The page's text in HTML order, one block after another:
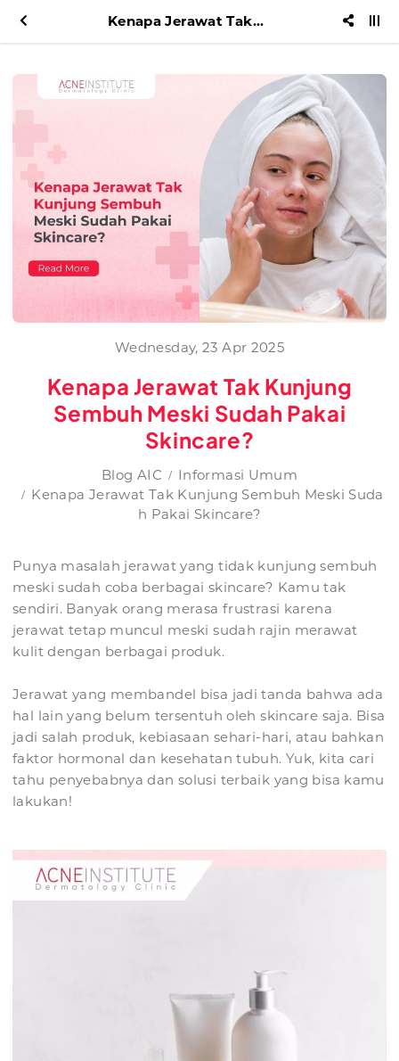
Kenapa Jerawat Tak Kunjung Sembuh Meski Sudah Pakai Skincare?
Wednesday, 23 Apr 2025
Kenapa Jerawat Tak Kunjung
Sembuh Meski Sudah Pakai
Skincare?
Blog AIC
Informasi Umum
Kenapa Jerawat Tak Kunjung Sembuh Meski Suda
h Pakai Skincare?
Punya masalah jerawat yang tidak kunjung sembuh
meski sudah coba berbagai skincare? Kamu tak
sendiri. Banyak orang merasa frustrasi karena
jerawat tetap muncul meski sudah rajin merawat
kulit dengan berbagai produk.
Jerawat yang membandel bisa jadi tanda bahwa ada
hal lain yang belum tersentuh oleh skincare saja. Bisa
jadi salah produk, kebiasaan sehari-hari, atau bahkan
faktor hormonal dan kesehatan tubuh. Yuk, kita cari
tahu penyebabnya dan solusi terbaik yang bisa kamu
lakukan!